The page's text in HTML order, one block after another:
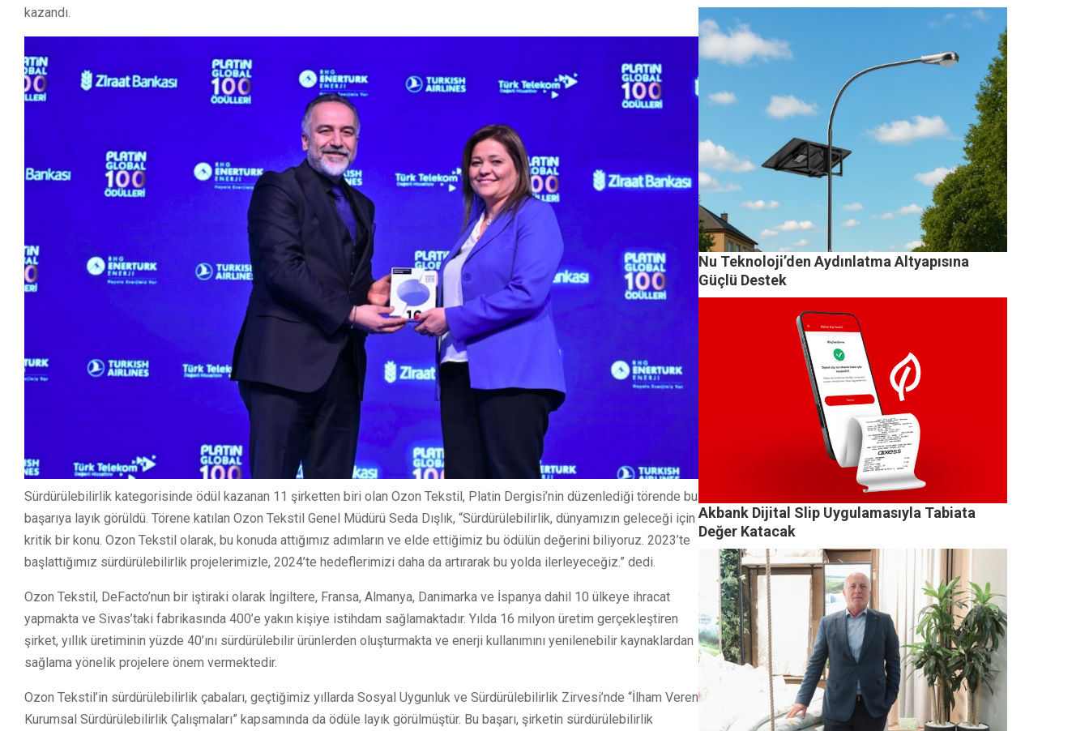
kazandı.
Sürdürülebilirlik kategorisinde ödül kazanan 11 şirketten biri olan Ozon Tekstil, Platin Dergisi’nin düzenlediği törende bu
başarıya layık görüldü. Törene katılan Ozon Tekstil Genel Müdürü Seda Dışlık, “Sürdürülebilirlik, dünyamızın geleceği için
kritik bir konu. Ozon Tekstil olarak, bu konuda attığımız adımların ve elde ettiğimiz bu ödülün değerini biliyoruz. 2023’te
başlattığımız sürdürülebilirlik projelerimizle, 2024’te hedeflerimizi daha da artırarak bu yolda ilerleyeceğiz.” dedi.
Ozon Tekstil, DeFacto’nun bir iştiraki olarak İngiltere, Fransa, Almanya, Danimarka ve İspanya dahil 10 ülkeye ihracat
yapmakta ve Sivas’taki fabrikasında 400’e yakın kişiye istihdam sağlamaktadır. Yılda 16 milyon üretim gerçekleştiren
şirket, yıllık üretiminin yüzde 40’ını sürdürülebilir ürünlerden oluşturmakta ve enerji kullanımını yenilenebilir kaynaklardan
sağlama yönelik projelere önem vermektedir.
Ozon Tekstil’in sürdürülebilirlik çabaları, geçtiğimiz yıllarda Sosyal Uygunluk ve Sürdürülebilirlik Zirvesi’nde “İlham Veren
Kurumsal Sürdürülebilirlik Çalışmaları” kapsamında da ödüle layık görülmüştür. Bu başarı, şirketin sürdürülebilirlik
Nu Teknoloji’den Aydınlatma Altyapısına
Güçlü Destek
Akbank Dijital Slip Uygulamasıyla Tabiata
Değer Katacak